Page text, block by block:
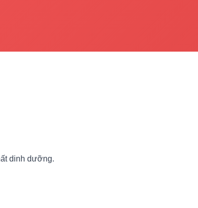
dinh dưỡng.